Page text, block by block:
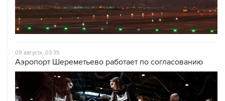
09 августа, 03:35
Аэропорт Шереметьево работает по согласованию